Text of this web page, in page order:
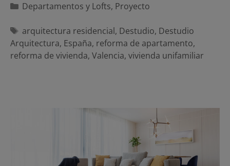
Categorías
Departamentos y Lofts, Proyecto
Etiquetas
arquitectura residencial, Destudio, Destudio
Arquitectura, España, reforma de apartamento,
reforma de vivienda, Valencia, vivienda unifamiliar